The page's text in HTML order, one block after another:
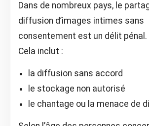
Dans de nombreux pays, le
diffusion d’images intimes sans
consentement est un délit pénal.
Cela inclut :
la diffusion sans accord
le stockage non autorisé
le chantage ou la menace de